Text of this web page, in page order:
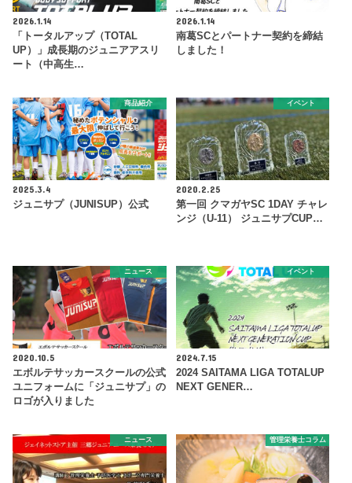
2026.1.14
「トータルアップ（TOTAL
UP）」成長期のジュニアアスリ
ート（中高生…
2026.1.14
南葛SCとパートナー契約を締結
しました！
商品紹介
2025.3.4
ジュニサプ（JUNISUP）公式
イベント
2020.2.25
第一回 クマガヤSC 1DAY チャレ
ンジ（U-11） ジュニサプCUP…
ニュース
2020.10.5
エボルテサッカースクールの公式
ユニフォームに「ジュニサプ」の
ロゴが入りました
イベント
2024.7.15
2024 SAITAMA LIGA TOTALUP
NEXT GENER…
ニュース 管理栄養士コラム